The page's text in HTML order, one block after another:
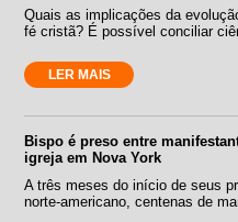
Quais as implicações da
fé cristã? É possível conciliar
LER MAIS
Bispo é preso entre
igreja em Nova York
A três meses do início de seus
norte-americano, centenas de